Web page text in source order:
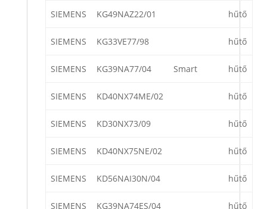
SIEMENS KG49NAZ22/01 hűtő
SIEMENS KG33VE77/98 hűtő
SIEMENS KG39NA77/04 Smart hűtő
SIEMENS KD40NX74ME/02 hűtő
SIEMENS KD30NX73/09 hűtő
SIEMENS KD40NX75NE/02 hűtő
SIEMENS KD56NAI30N/04 hűtő
SIEMENS KG39NA74ES/04 hűtő